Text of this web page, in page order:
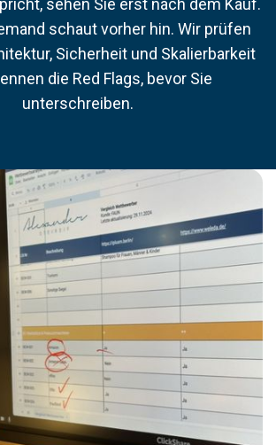
sehen Sie erst nach dem Kauf.
schaut vorher hin. Wir prüfen
Sicherheit und Skalierbarkeit
die Red Flags, bevor Sie
unterschreiben.